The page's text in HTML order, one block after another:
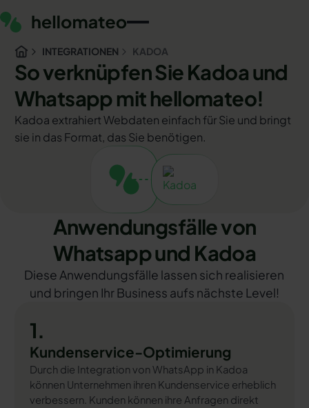
INTEGRATIONEN KADOA
So verknüpfen Sie Kadoa und
Whatsapp mit hellomateo!
Kadoa extrahiert Webdaten einfach für Sie und bringt
sie in das Format, das Sie benötigen.
Anwendungsfälle von
Whatsapp und Kadoa
Diese Anwendungsfälle lassen sich realisieren
und bringen Ihr Business aufs nächste Level!
1.
Kundenservice-Optimierung
Durch die Integration von WhatsApp in Kadoa
können Unternehmen ihren Kundenservice erheblich
verbessern. Kunden können ihre Anfragen direkt